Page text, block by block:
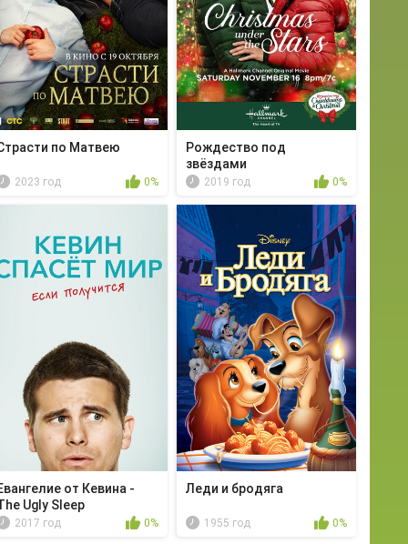
по Матвею
2023 год 0%
Рождество под
звёздами
2019 год 0%
от Кевина -
Ugly Sleep
2017 год 0%
Леди и бродяга
1955 год 0%